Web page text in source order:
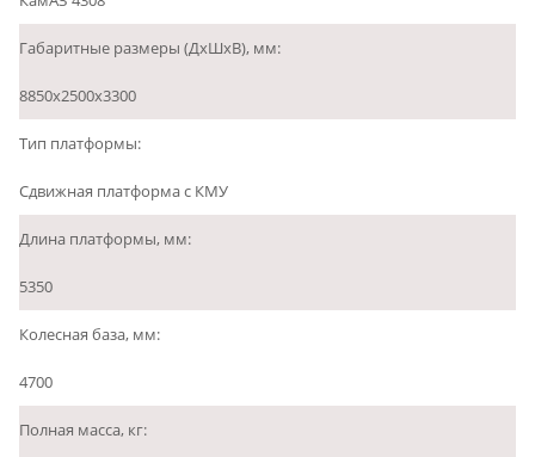
Габаритные размеры (ДхШхВ), мм:
8850х2500х3300
Тип платформы:
Сдвижная платформа с КМУ
Длина платформы, мм:
5350
Колесная база, мм:
4700
Полная масса, кг: